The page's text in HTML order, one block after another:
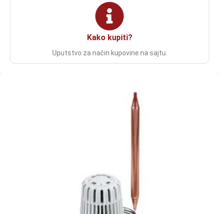
Kako kupiti?
Uputstvo za način kupovine na sajtu.